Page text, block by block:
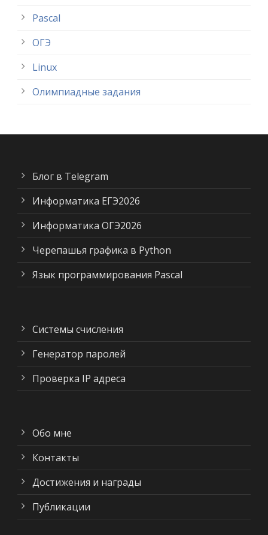
Pascal
ОГЭ
Linux
Олимпиадные задания
Блог в Telegram
Информатика ЕГЭ2026
Информатика ОГЭ2026
Черепашья графика в Python
Язык программирования Pascal
Системы счисления
Генератор паролей
Проверка IP адреса
Обо мне
Контакты
Достижения и награды
Публикации